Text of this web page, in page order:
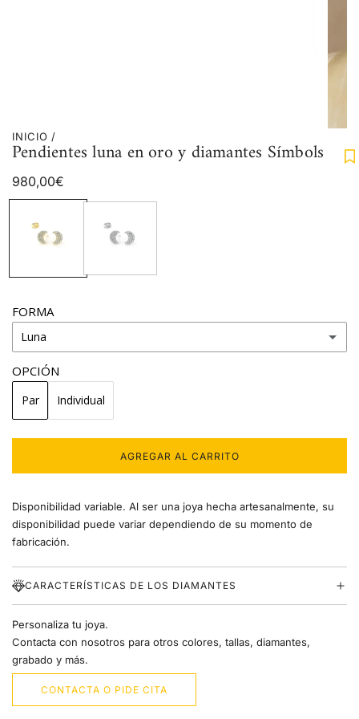
INICIO /
Pendientes luna en oro y diamantes Símbols
Precio
regular
980,00€
FORMA
Luna
Libélula
Corazón
Luna
Cruz
OPCIÓN
Par Individual
AGREGAR AL CARRITO
C
A
G
A
O
.
Disponibilidad variable. Al ser una joya hecha artesanalmente, su
disponibilidad puede variar dependiendo de su momento de
fabricación.
CARACTERÍSTICAS DE LOS DIAMANTES
Personaliza tu joya.
Contacta con nosotros para otros colores, tallas, diamantes,
grabado y más.
CONTACTA O PIDE CITA